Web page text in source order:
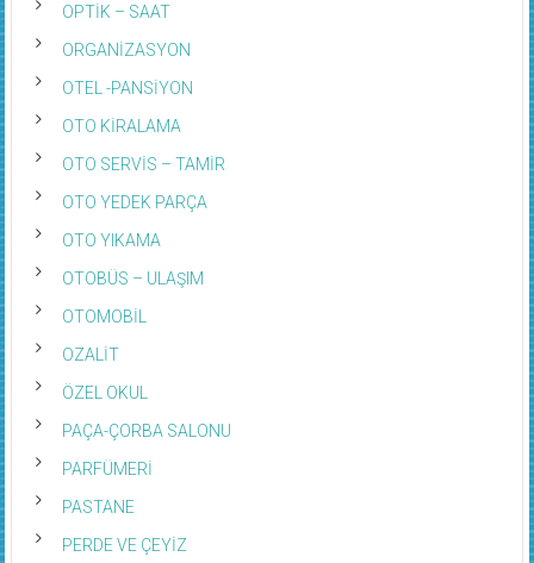
OPTİK – SAAT
ORGANİZASYON
OTEL -PANSİYON
OTO KİRALAMA
OTO SERVİS – TAMİR
OTO YEDEK PARÇA
OTO YIKAMA
OTOBÜS – ULAŞIM
OTOMOBİL
OZALİT
ÖZEL OKUL
PAÇA-ÇORBA SALONU
PARFÜMERİ
PASTANE
PERDE VE ÇEYİZ